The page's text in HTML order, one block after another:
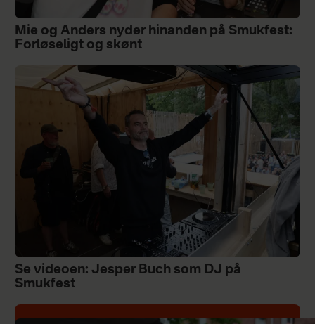
Mie og Anders nyder hinanden på Smukfest:
Forløseligt og skønt
Se videoen: Jesper Buch som DJ på
Smukfest